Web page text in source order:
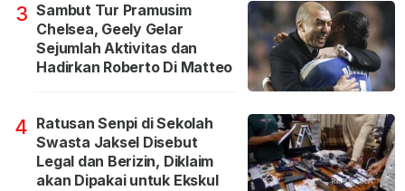
3 Sambut Tur Pramusim
Chelsea, Geely Gelar
Sejumlah Aktivitas dan
Hadirkan Roberto Di Matteo
4 Ratusan Senpi di Sekolah
Swasta Jaksel Disebut
Legal dan Berizin, Diklaim
akan Dipakai untuk Ekskul